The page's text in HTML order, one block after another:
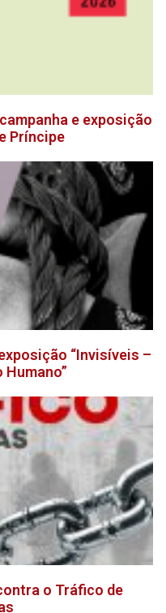
e exposição
Príncipe
“Invisíveis –
o Tráfico de